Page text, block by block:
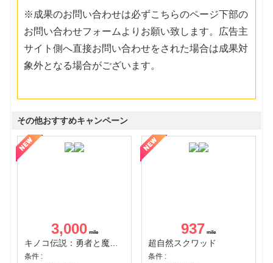
※成果のお問い合わせは必ずこちらのページ下部の
お問い合わせフォームよりお願い致します。広告主
サイト側へ直接お問い合わせをされた場合は成果対
象外となる場合がございます。
その他おすすめキャンペーン
3,000
キノコ伝説：勇者と魔法のランプ
条件 :
937
超自然スクワッド
条件 :